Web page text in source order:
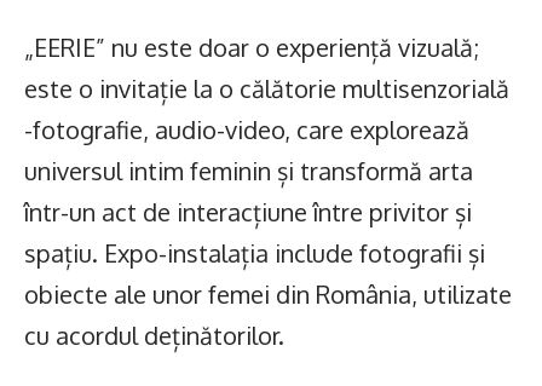
„EERIE” nu este doar o experiență vizuală;
este o invitație la o călătorie multisenzorială
-fotografie, audio-video, care explorează
universul intim feminin și transformă arta
într-un act de interacțiune între privitor și
spațiu. Expo-instalația include fotografii și
obiecte ale unor femei din România, utilizate
cu acordul deținătorilor.